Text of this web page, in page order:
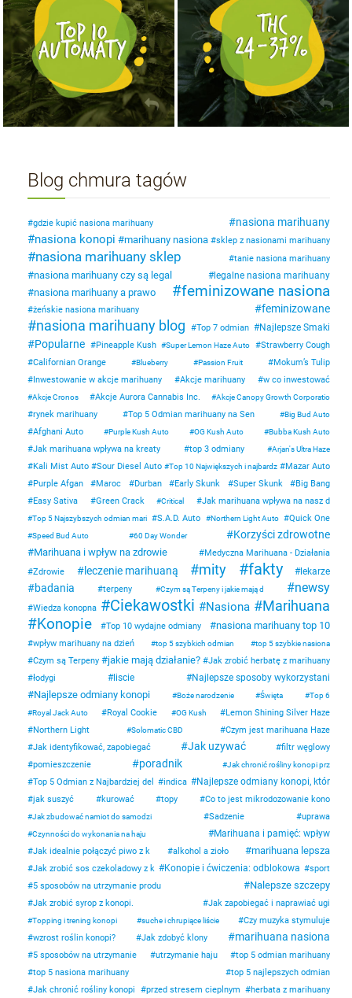
Blog chmura tagów
gdzie kupić nasiona marihuany nasiona marihuany
nasiona konopi marihuany nasiona sklep z nasionami marihuany
nasiona marihuany sklep tanie nasiona marihuany
nasiona marihuany czy są legal legalne nasiona marihuany
nasiona marihuany a prawo feminizowane nasiona
żeńskie nasiona marihuany feminizowane
nasiona marihuany blog Top 7 odmian Najlepsze Smaki
Popularne Pineapple Kush Super Lemon Haze Auto
Strawberry Cough
Californian Orange
Blueberry Passion Fruit
Mokum’s Tulip
Inwestowanie w akcje marihuany
Akcje marihuany w co inwestować
Akcje Cronos Akcje Aurora Cannabis Inc. Akcje Canopy Growth Corporatio
rynek marihuany Top 5 Odmian marihuany na Sen Big Bud Auto
Afghani Auto Purple Kush Auto OG Kush Auto Bubba Kush Auto
Jak marihuana wpływa na kreaty top 3 odmiany Arjan's Ultra Haze
Kali Mist Auto Sour Diesel Auto Top 10 Największych i najbardz
Mazar Auto
Purple Afgan
Maroc Durban Early Skunk Super Skunk
Big Bang
Easy Sativa
Green Crack Critical Jak marihuana wpływa na nasz d
Top 5 Najszybszych odmian mari S.A.D. Auto Northern Light Auto Quick One
Speed Bud Auto 60 Day Wonder Korzyści zdrowotne
Marihuana i wpływ na zdrowie
Medyczna Marihuana - Działania
Zdrowie
leczenie marihuaną mity fakty lekarze
badania terpeny Czym są Terpeny i jakie mają d newsy
Wiedza konopna Ciekawostki Nasiona Marihuana
Konopie Top 10 wydajne odmiany nasiona marihuany top 10
wpływ marihuany na dzień top 5 szybkich odmian top 5 szybkie nasiona
Czym są Terpeny jakie mają działanie?
Jak zrobić herbatę z marihuany
łodygi
liscie Najlepsze sposoby wykorzystani
Najlepsze odmiany konopi Boże narodzenie Święta
Top 6
Royal Jack Auto
Royal Cookie OG Kush
Lemon Shining Silver Haze
Northern Light
Solomatic CBD
Czym jest marihuana Haze
Jak identyfikować, zapobiegać
Jak uzywać
filtr węglowy
pomieszczenie
poradnik Jak chronić rośliny konopi prz
Top 5 Odmian z Najbardziej del indica Najlepsze odmiany konopi, któr
jak suszyć kurować topy Co to jest mikrodozowanie kono
Jak zbudować namiot do samodzi Sadzenie uprawa
Czynności do wykonania na haju Marihuana i pamięć: wpływ
Jak idealnie połączyć piwo z k alkohol a zioło marihuana lepsza
Jak zrobić sos czekoladowy z k Konopie i ćwiczenia: odblokowa
sport
5 sposobów na utrzymanie produ
Nalepsze szczepy
Jak zrobić syrop z konopi. Jak zapobiegać i naprawiać ugi
Topping i trening konopi suche i chrupiące liście
Czy muzyka stymuluje
wzrost roślin konopi?
Jak zdobyć klony marihuana nasiona
5 sposobów na utrzymanie utrzymanie haju
top 5 odmian marihuany
top 5 nasiona marihuany
top 5 najlepszych odmian
Jak chronić rośliny konopi
przed stresem cieplnym
herbata z marihuany